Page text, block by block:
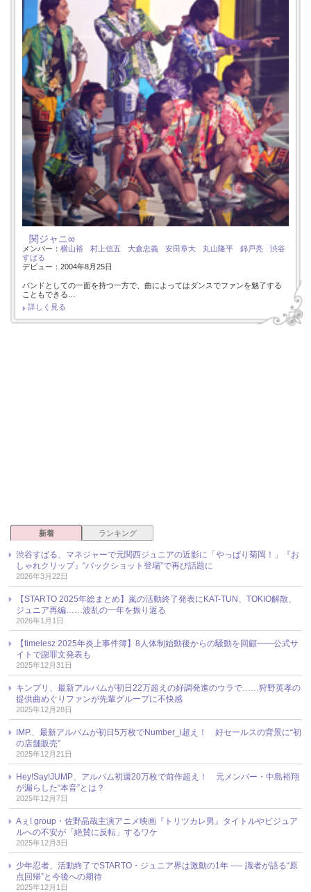
関ジャニ∞
メンバー： 横山裕 村上信五 大倉忠義 安田章大 丸山隆平 錦戸亮
渋谷
すばる
デビュー：2004年8月25日
バンドとしての一面を持つ一方で、曲によってはダンスでファンを魅了する
こともできる…
詳しく見る
新着 ランキング
渋谷すばる、マネジャーで元関西ジュニアの近影に「やっぱり菊岡！」『お
しゃれクリップ』“バックショット登場”で再び話題に
2026年3月22日
【STARTO 2025年総まとめ】嵐の活動終了発表にKAT-TUN、TOKIO解散、
ジュニア再編……波乱の一年を振り返る
2026年1月1日
【timelesz 2025年炎上事件簿】8人体制始動後からの騒動を回顧――公式サ
イトで謝罪文発表も
2025年12月31日
キンプリ、最新アルバムが初日22万超えの好調発進のウラで……狩野英孝の
提供曲めぐりファンが先輩グループに不快感
2025年12月28日
IMP.、最新アルバムが初日5万枚でNumber_i超え！ 好セールスの背景に“初
の店舗販売”
2025年12月21日
Hey!Say!JUMP、アルバム初週20万枚で前作超え！ 元メンバー・中島裕翔
が漏らした“本音”とは？
2025年12月7日
Aぇ! group・佐野晶哉主演アニメ映画『トリツカレ男』タイトルやビジュア
ルへの不安が「絶賛に反転」するワケ
2025年12月3日
少年忍者、活動終了でSTARTO・ジュニア界は激動の1年 ── 識者が語る“原
点回帰”と今後への期待
2025年12月1日